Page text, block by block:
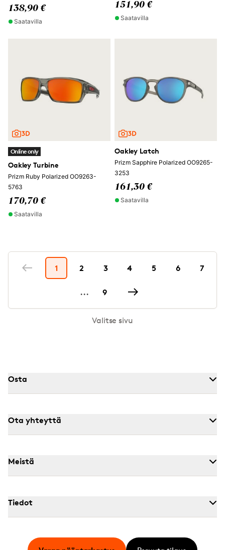
138,90 €
Saatavilla
151,90 €
Saatavilla
Online only
Oakley Turbine
Prizm Ruby Polarized OO9263-
5763
170,70 €
Saatavilla
Oakley Latch
Prizm Sapphire Polarized OO9265-
3253
161,30 €
Saatavilla
1 2 3 4 5 6 7
... 9
Valitse sivu
Osta
Ota yhteyttä
Meistä
Tiedot